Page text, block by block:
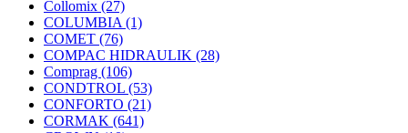
Collomix (27)
COLUMBIA (1)
COMET (76)
COMPAC HIDRAULIK (28)
Comprag (106)
CONDTROL (53)
CONFORTO (21)
CORMAK (641)